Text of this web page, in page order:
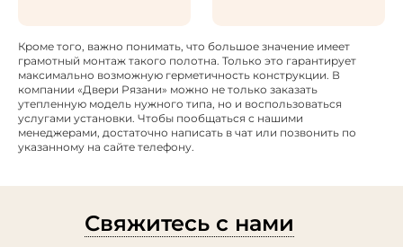
Кроме того, важно понимать, что большое значение имеет
грамотный монтаж такого полотна. Только это гарантирует
максимально возможную герметичность конструкции. В
компании «Двери Рязани» можно не только заказать
утепленную модель нужного типа, но и воспользоваться
услугами установки. Чтобы пообщаться с нашими
менеджерами, достаточно написать в чат или позвонить по
указанному на сайте телефону.
Свяжитесь с нами